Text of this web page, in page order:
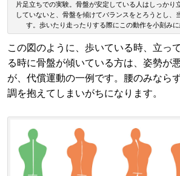
片足立ちでの実験。骨盤が安定している人はしっかり
していないと、骨盤を傾けてバランスをとろうとし、
す。歩いたり走ったりする際にこの動作を小刻み
この図のように、歩いている時、立っ
る時に骨盤が傾いている方は、姿勢が
が、代償運動の一例です。腰のみなら
調を抱えてしまいがちになります。